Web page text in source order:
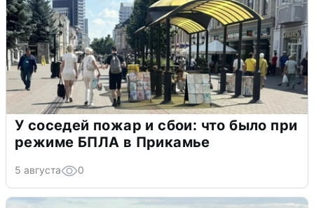
У соседей пожар и сбои: что было при
режиме БПЛА в Прикамье
5 августа 0